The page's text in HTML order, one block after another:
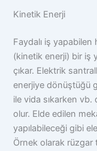
Kinetik Enerji
Faydalı iş
(kinetik enerji) bir iş
çıkar. Elektrik
enerjiye dönüştüğü
ile vida sıkarken
olur. Elde edilen
yapılabileceği gibi
Örnek olarak